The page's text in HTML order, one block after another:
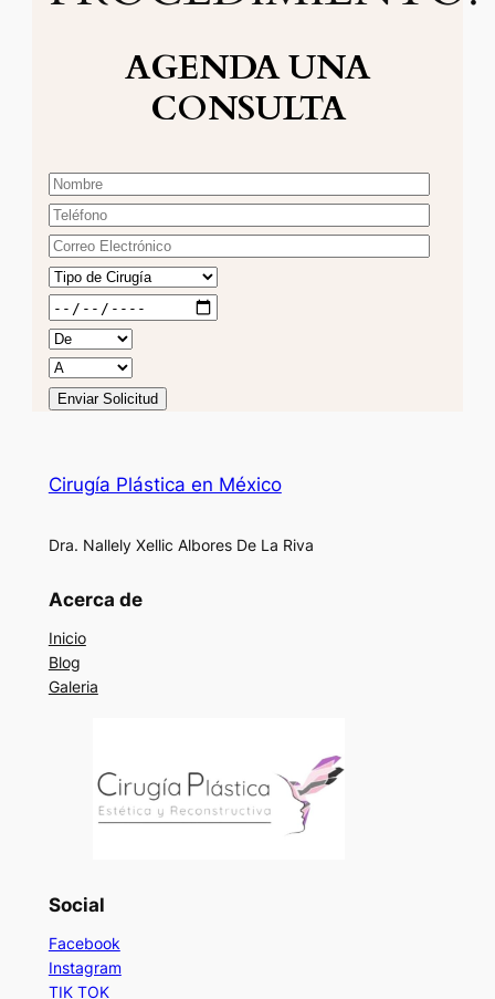
AGENDA UNA
CONSULTA
Cirugía Plástica en México
Dra. Nallely Xellic Albores De La Riva
Acerca de
Inicio
Blog
Galeria
Social
Facebook
Instagram
TIK TOK